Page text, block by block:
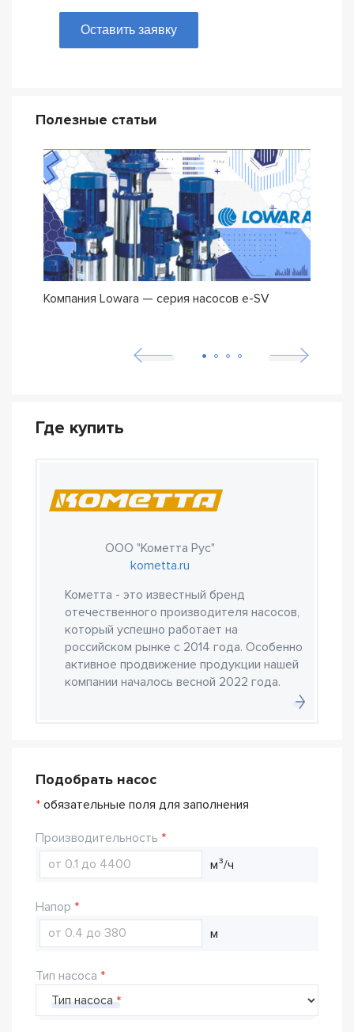
Оставить заявку
Полезные статьи
Компания Lowara — серия насосов e-SV
Где купить
ООО "Кометта Рус"
kometta.ru
Кометта - это известный бренд
отечественного производителя насосов,
который успешно работает на
российском рынке с 2014 года. Особенно
активное продвижение продукции нашей
компании началось весной 2022 года.
Подобрать насос
* обязательные поля для заполнения
Производительность
м³/ч
Напор
м
Тип насоса
Тип насоса